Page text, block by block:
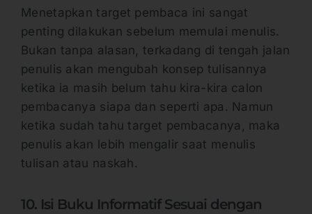
Menetapkan target pembaca ini sangat
penting dilakukan sebelum memulai menulis.
Bukan tanpa alasan, terkadang di tengah jalan
penulis akan mengubah konsep tulisannya
ketika ia masih belum tahu kira-kira calon
pembacanya siapa dan seperti apa. Namun
ketika sudah tahu target pembacanya, maka
penulis akan lebih mengalir saat menulis
tulisan atau naskah.
10. Isi Buku Informatif Sesuai dengan